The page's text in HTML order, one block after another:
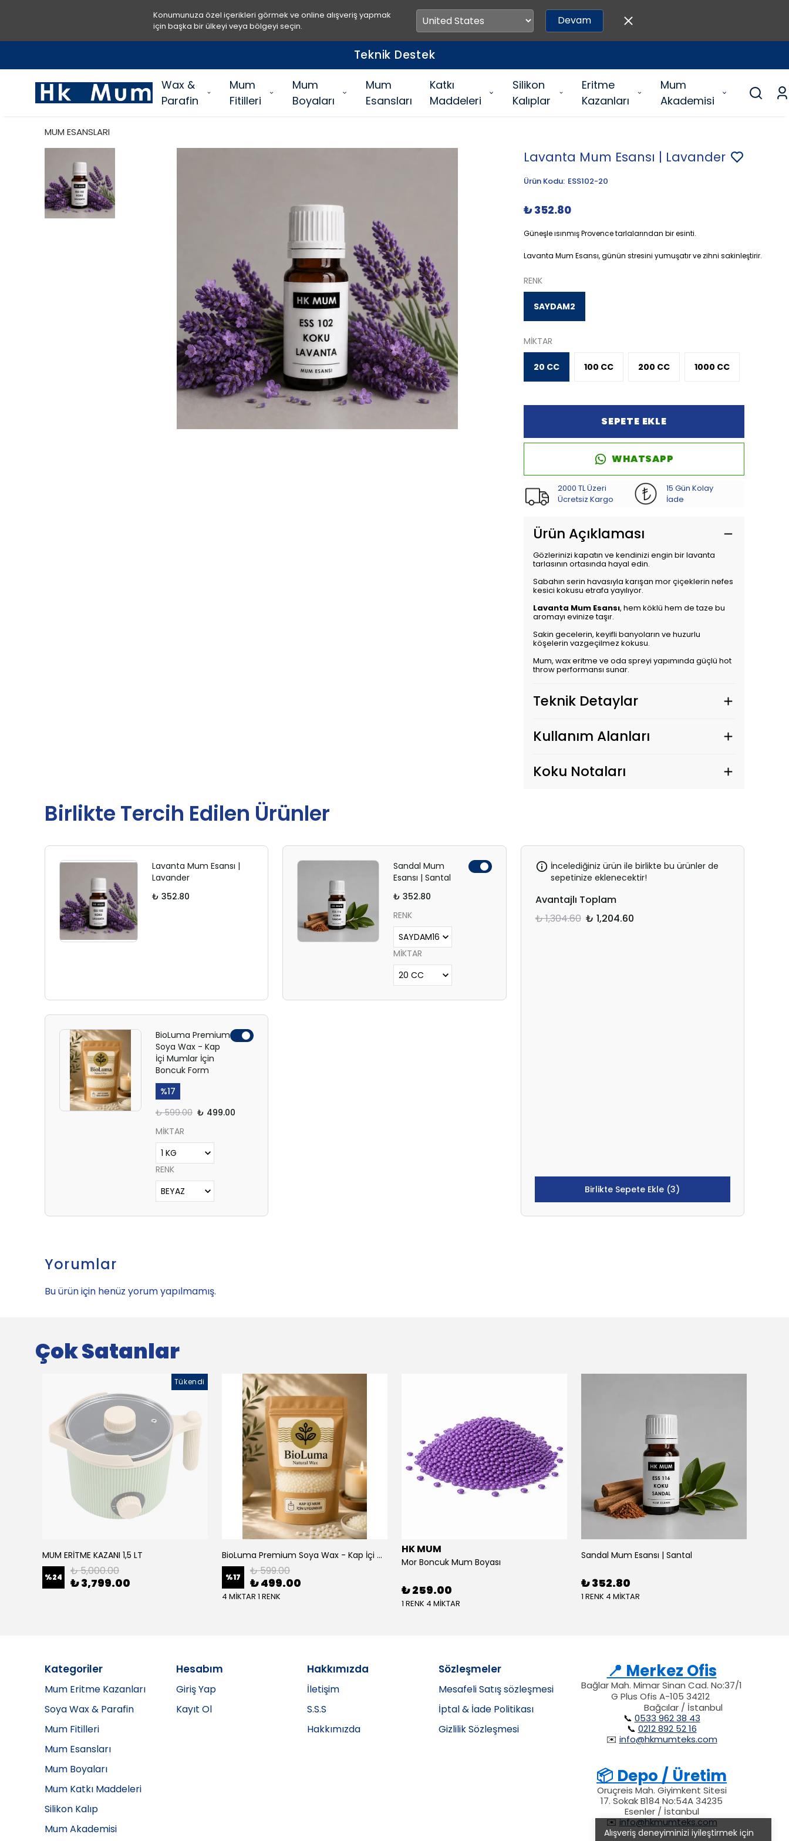
Konumunuza özel içerikleri görmek ve online alışveriş yapmak
için başka bir ülkeyi veya bölgeyi seçin.
Devam
Teknik Destek
Wax &
Parafin
Mum
Fitilleri
Mum
Boyaları
Mum
Esansları
Katkı
Maddeleri
Silikon
Kalıplar
Eritme
Kazanları
Mum
Akademisi
Alışveriş deneyiminizi iyileştirmek için
MUM ESANSLARI
Lavanta Mum Esansı | Lavander
Ürün Kodu: ESS102-20
₺ 352.80
Güneşle ısınmış Provence tarlalarından bir esinti.
Lavanta Mum Esansı, günün stresini yumuşatır ve zihni sakinleştirir.
RENK
SAYDAM2
MİKTAR
20 CC 100 CC 200 CC 1000 CC
SEPETE EKLE
WHATSAPP
2000 TL Üzeri
Ücretsiz Kargo
15 Gün Kolay
İade
Ürün Açıklaması
Gözlerinizi kapatın ve kendinizi engin bir lavanta
tarlasının ortasında hayal edin.
Sabahın serin havasıyla karışan mor çiçeklerin nefes
kesici kokusu etrafa yayılıyor.
Lavanta Mum Esansı, hem köklü hem de taze bu
aromayı evinize taşır.
Sakin gecelerin, keyifli banyoların ve huzurlu
köşelerin vazgeçilmez kokusu.
Mum, wax eritme ve oda spreyi yapımında güçlü hot
throw performansı sunar.
Teknik Detaylar
Kullanım Alanları
Koku Notaları
Birlikte Tercih Edilen Ürünler
Lavanta Mum Esansı |
Lavander
₺ 352.80
Sandal Mum
Esansı | Santal
₺ 352.80
RENK
MİKTAR
BioLuma Premium
Soya Wax - Kap
İçi Mumlar İçin
Boncuk Form
%17
₺ 599.00 ₺ 499.00
MİKTAR
RENK
İncelediğiniz ürün ile birlikte bu ürünler de
sepetinize eklenecektir!
Avantajlı Toplam
₺ 1,304.60 ₺ 1,204.60
Birlikte Sepete Ekle (3)
Yorumlar
Bu ürün için henüz yorum yapılmamış.
Çok Satanlar
Tükendi
MUM ERİTME KAZANI 1,5 LT
%24 ₺ 5,000.00
₺ 3,799.00
BioLuma Premium Soya Wax - Kap İçi Mumlar İçin Boncuk Form
%17 ₺ 599.00
₺ 499.00
4 MİKTAR 1 RENK
HK MUM
Mor Boncuk Mum Boyası
₺ 259.00
1 RENK 4 MİKTAR
Sandal Mum Esansı | Santal
₺ 352.80
1 RENK 4 MİKTAR
Kategoriler
Mum Eritme Kazanları
Soya Wax & Parafin
Mum Fitilleri
Mum Esansları
Mum Boyaları
Mum Katkı Maddeleri
Silikon Kalıp
Mum Akademisi
Hesabım
Giriş Yap
Kayıt Ol
Hakkımızda
İletişim
S.S.S
Hakkımızda
Sözleşmeler
Mesafeli Satış sözleşmesi
İptal & İade Politikası
Gizlilik Sözleşmesi
📍 Merkez Ofis
Bağlar Mah. Mimar Sinan Cad. No:37/1
G Plus Ofis A-105 34212
Bağcılar / İstanbul
📞 0533 962 38 43
📞 0212 892 52 16
✉️ info@hkmumteks.com
📦 Depo / Üretim
Oruçreis Mah. Giyimkent Sitesi
17. Sokak B184 No:54A 34235
Esenler / İstanbul
✉️info@hkmumteks.com